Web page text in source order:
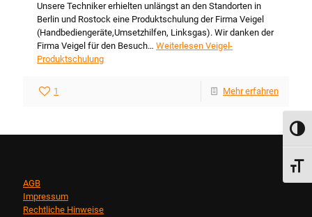
Unsere Techniker erhielten unlängst an den Standorten in
Berlin und Rostock eine Produktschulung der Firma Veigel
(Handbediengeräte,Umsetzhilfen, Linksgas). Wir danken der
Firma Veigel für den Besuch… Weiterlesen Veigel-
Produktschulung
1 Mehr erfahren
AGB
Impressum
Rechtliche Hinweise